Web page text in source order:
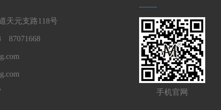
天元支路118号
87071668
手机官网